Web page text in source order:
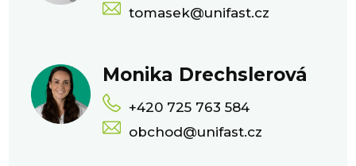
tomasek@unifast.cz
Monika Drechslerová
+420 725 763 584
obchod@unifast.cz